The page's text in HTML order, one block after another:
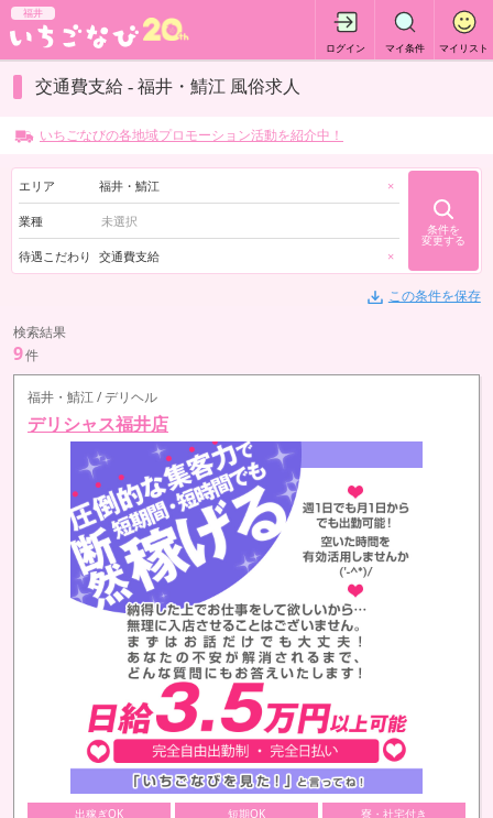
福井
ログイン マイ条件 マイリスト
交通費支給 - 福井・鯖江 風俗求人
いちごなびの各地域プロモーション活動を紹介中！
エリア 福井・鯖江 ×
業種
待遇こだわり 交通費支給 ×
条件を
変更する
この条件を保存
検索結果
9件
福井・鯖江 / デリヘル
デリシャス福井店
出稼ぎOK 短期OK
寮・社宅付き